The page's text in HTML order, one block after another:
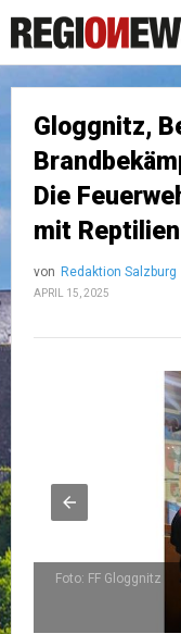
Gloggnitz,
Die
mit Reptilien
von Redaktion Salzburg
APRIL 15, 2025
Foto: FF Gloggnitz